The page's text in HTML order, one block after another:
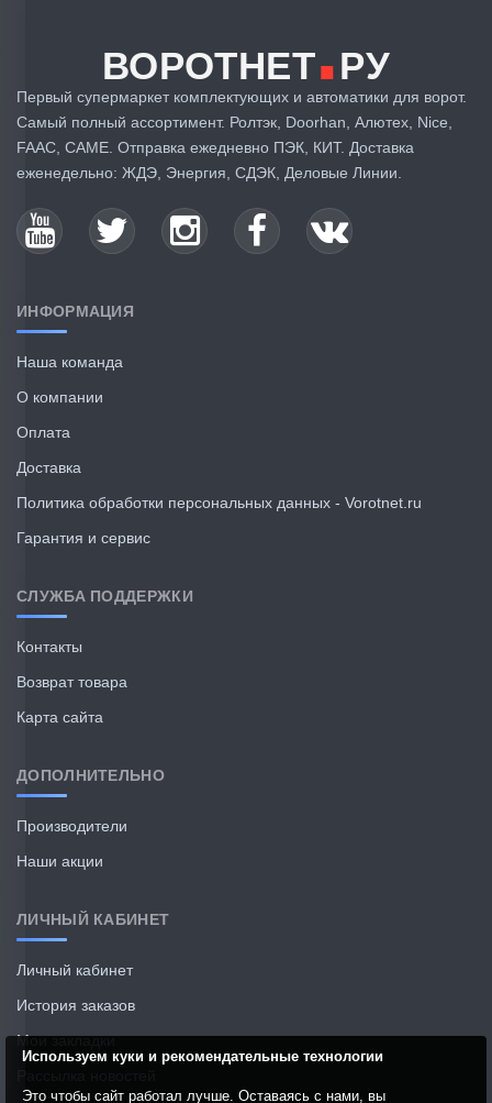
ВОРОТНЕТ.РУ
Первый супермаркет комплектующих и автоматики для ворот.
Самый полный ассортимент. Ролтэк, Doorhan, Алютех, Nice,
FAAC, CAME. Отправка ежедневно ПЭК, КИТ. Доставка
еженедельно: ЖДЭ, Энергия, СДЭК, Деловые Линии.
ИНФОРМАЦИЯ
Наша команда
О компании
Оплата
Доставка
Политика обработки персональных данных - Vorotnet.ru
Гарантия и сервис
СЛУЖБА ПОДДЕРЖКИ
Контакты
Возврат товара
Карта сайта
ДОПОЛНИТЕЛЬНО
Производители
Наши акции
ЛИЧНЫЙ КАБИНЕТ
Личный кабинет
История заказов
Мои закладки
Используем куки и рекомендательные технологии
Это чтобы сайт работал лучше. Оставаясь с нами, вы